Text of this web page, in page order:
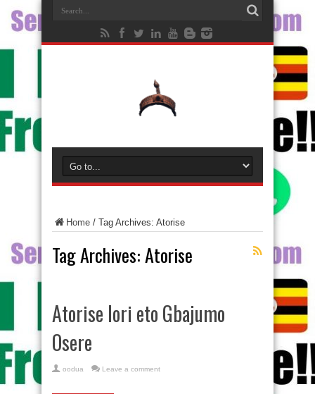
Home / Tag Archives: Atorise
Tag Archives:Atorise
Atorise lori eto Gbajumo
Osere
oodua Leave a comment